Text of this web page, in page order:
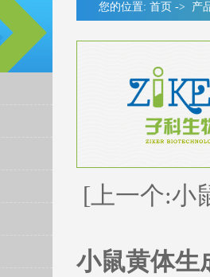
您的位置: 首页 -> 产
[上一个:小
小鼠黄体生